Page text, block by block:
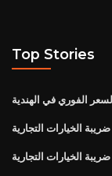
Top Stories
الفوري في الهندية
الخيارات التجارية
الخيارات التجارية